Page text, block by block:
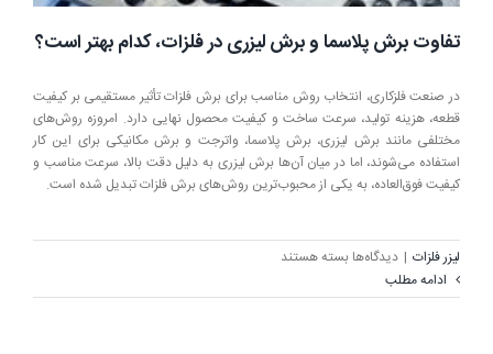
تفاوت برش پلاسما و برش لیزری در فلزات، کدام بهتر است؟
در صنعت فلزکاری، انتخاب روش مناسب برای برش فلزات تأثیر مستقیمی بر کیفیت
قطعه، هزینه تولید، سرعت ساخت و کیفیت محصول نهایی دارد. امروزه روش‌های
مختلفی مانند برش لیزری، برش پلاسما، واترجت و برش مکانیکی برای این کار
استفاده می‌شوند، اما در میان آن‌ها برش لیزری به دلیل دقت بالا، سرعت مناسب و
کیفیت فوق‌العاده، به یکی از محبوب‌ترین روش‌های برش فلزات تبدیل شده است.
لیزر فلزات | دیدگاه‌ها برای
برش
بسته هستند
ادامه مطلب